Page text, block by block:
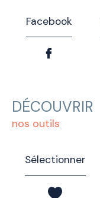
Facebook
DÉCOUVRIR
nos outils
Sélectionner